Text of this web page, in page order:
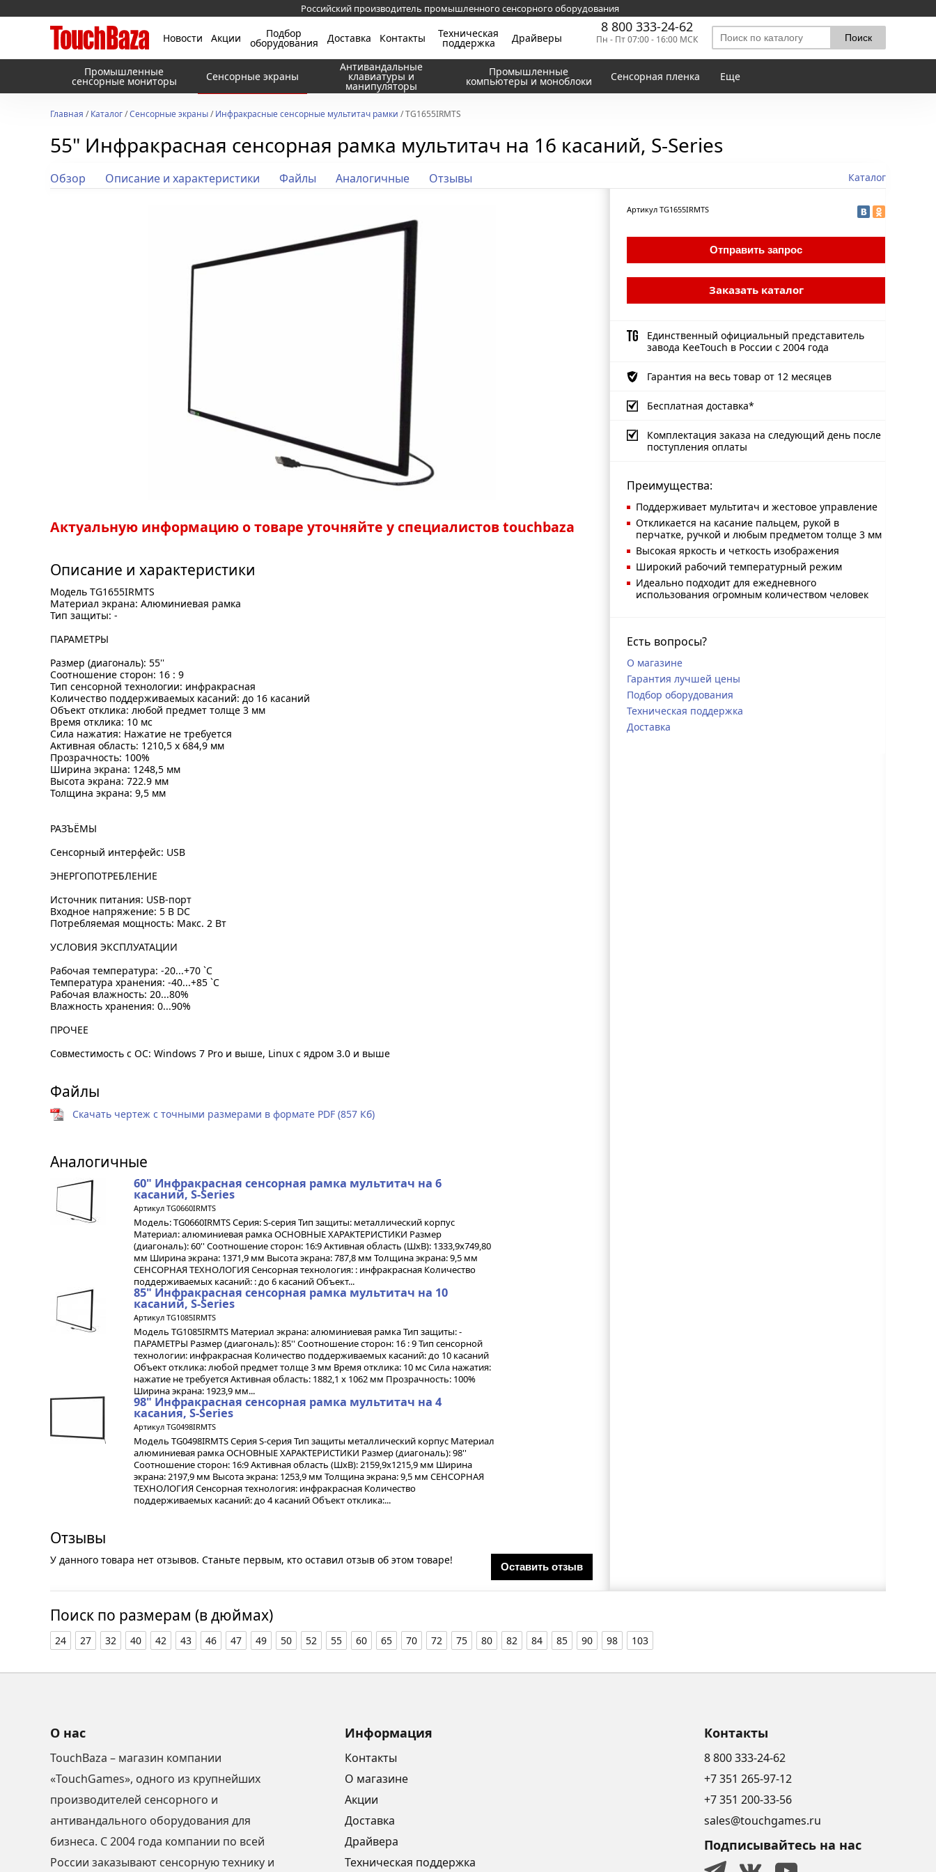
Российский производитель промышленного сенсорного оборудования
Новости Акции Подбор
оборудования Доставка Контакты Техническая
поддержка Драйверы
8 800 333-24-62
Пн - Пт 07:00 - 16:00 МСК
Промышленные
сенсорные мониторы Сенсорные экраны
Антивандальные
клавиатуры и
манипуляторы
Промышленные
компьютеры и моноблоки Сенсорная пленка Еще
Главная /Каталог/Сенсорные экраны/Инфракрасные сенсорные мультитач рамки / TG1655IRMTS
55" Инфракрасная сенсорная рамка мультитач на 16 касаний, S-Series
Обзор Описание и характеристики Файлы Аналогичные Отзывы Каталог
Актуальную информацию о товаре уточняйте у специалистов touchbaza
Описание и характеристики
Модель TG1655IRMTS
Материал экрана: Алюминиевая рамка
Тип защиты: -
ПАРАМЕТРЫ
Размер (диагональ): 55''
Соотношение сторон: 16 : 9
Тип сенсорной технологии: инфракрасная
Количество поддерживаемых касаний: до 16 касаний
Объект отклика: любой предмет толще 3 мм
Время отклика: 10 мс
Сила нажатия: Нажатие не требуется
Активная область: 1210,5 x 684,9 мм
Прозрачность: 100%
Ширина экрана: 1248,5 мм
Высота экрана: 722.9 мм
Толщина экрана: 9,5 мм
РАЗЪЁМЫ
Сенсорный интерфейс: USB
ЭНЕРГОПОТРЕБЛЕНИЕ
Источник питания: USB-порт
Входное напряжение: 5 В DC
Потребляемая мощность: Макс. 2 Вт
УСЛОВИЯ ЭКСПЛУАТАЦИИ
Рабочая температура: -20...+70 `C
Температура хранения: -40...+85 `C
Рабочая влажность: 20...80%
Влажность хранения: 0...90%
ПРОЧЕЕ
Совместимость с OC: Windows 7 Pro и выше, Linux с ядром 3.0 и выше
Файлы
Скачать чертеж с точными размерами в формате PDF (857 Кб)
Аналогичные
60" Инфракрасная сенсорная рамка мультитач на 6
касаний, S-Series
Артикул TG0660IRMTS
Модель: TG0660IRMTS Серия: S-серия Тип защиты: металлический корпус
Материал: алюминиевая рамка ОСНОВНЫЕ ХАРАКТЕРИСТИКИ Размер
(диагональ): 60'' Соотношение сторон: 16:9 Активная область (ШхВ): 1333,9х749,80
мм Ширина экрана: 1371,9 мм Высота экрана: 787,8 мм Толщина экрана: 9,5 мм
СЕНСОРНАЯ ТЕХНОЛОГИЯ Сенсорная технология: : инфракрасная Количество
поддерживаемых касаний: : до 6 касаний Объект...
85" Инфракрасная сенсорная рамка мультитач на 10
касаний, S-Series
Артикул TG1085IRMTS
Модель TG1085IRMTS Материал экрана: алюминиевая рамка Тип защиты: -
ПАРАМЕТРЫ Размер (диагональ): 85'' Соотношение сторон: 16 : 9 Тип сенсорной
технологии: инфракрасная Количество поддерживаемых касаний: до 10 касаний
Объект отклика: любой предмет толще 3 мм Время отклика: 10 мс Сила нажатия:
нажатие не требуется Активная область: 1882,1 x 1062 мм Прозрачность: 100%
Ширина экрана: 1923,9 мм...
98" Инфракрасная сенсорная рамка мультитач на 4
касания, S-Series
Артикул TG0498IRMTS
Модель TG0498IRMTS Серия S-серия Тип защиты металлический корпус Материал
алюминиевая рамка ОСНОВНЫЕ ХАРАКТЕРИСТИКИ Размер (диагональ): 98''
Соотношение сторон: 16:9 Активная область (ШxВ): 2159,9x1215,9 мм Ширина
экрана: 2197,9 мм Высота экрана: 1253,9 мм Толщина экрана: 9,5 мм СЕНСОРНАЯ
ТЕХНОЛОГИЯ Сенсорная технология: инфракрасная Количество
поддерживаемых касаний: до 4 касаний Объект отклика:...
Отзывы
Оставить отзыв
У данного товара нет отзывов. Станьте первым, кто оставил отзыв об этом товаре!
Артикул TG1655IRMTS
Отправить запрос
Заказать каталог
Единственный официальный представитель
завода KeeTouch в России с 2004 года
Гарантия на весь товар от 12 месяцев
Бесплатная доставка*
Комплектация заказа на следующий день после
поступления оплаты
Преимущества:
Поддерживает мультитач и жестовое управление
Откликается на касание пальцем, рукой в
перчатке, ручкой и любым предметом толще 3 мм
Высокая яркость и четкость изображения
Широкий рабочий температурный режим
Идеально подходит для ежедневного
использования огромным количеством человек
Есть вопросы?
О магазине
Гарантия лучшей цены
Подбор оборудования
Техническая поддержка
Доставка
Поиск по размерам (в дюймах)
24 27 32 40 42 43 46 47 49 50 52 55 60 65 70 72 75 80 82 84 85 90 98 103
О нас
TouchBaza – магазин компании
«TouchGames», одного из крупнейших
производителей сенсорного и
антивандального оборудования для
бизнеса. С 2004 года компании по всей
России заказывают сенсорную технику и
Информация
Контакты
О магазине
Акции
Доставка
Драйвера
Техническая поддержка
Контакты
8 800 333-24-62
+7 351 265-97-12
+7 351 200-33-56
sales@touchgames.ru
Подписывайтесь на нас